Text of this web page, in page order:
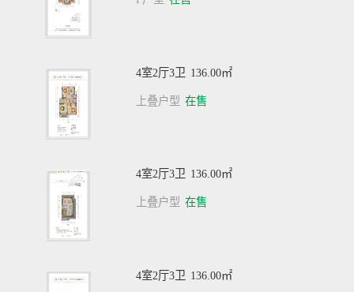
4室2厅3卫 136.00㎡
上叠户型 在售
4室2厅3卫 136.00㎡
上叠户型 在售
4室2厅3卫 136.00㎡